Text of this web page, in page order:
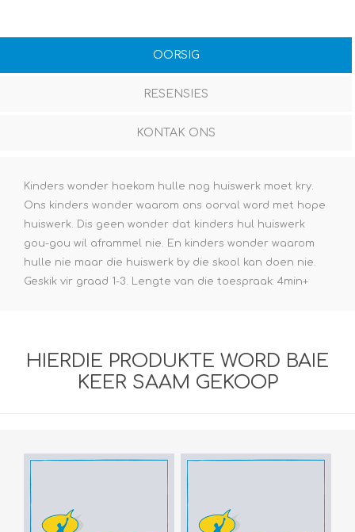
OORSIG
RESENSIES
KONTAK ONS
Kinders wonder hoekom hulle nog huiswerk moet kry.
Ons kinders wonder waarom ons oorval word met hope
huiswerk. Dis geen wonder dat kinders hul huiswerk
gou-gou wil aframmel nie. En kinders wonder waarom
hulle nie maar die huiswerk by die skool kan doen nie.
Geskik vir graad 1-3. Lengte van die toespraak: 4min+
HIERDIE PRODUKTE WORD BAIE
KEER SAAM GEKOOP